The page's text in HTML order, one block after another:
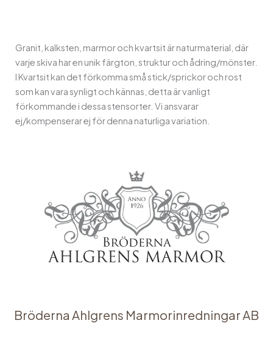
Granit, kalksten, marmor och kvartsit är naturmaterial, där
varje skiva har en unik färgton, struktur och ådring/mönster.
I Kvartsit kan det förkomma små stick/sprickor och rost
som kan vara synligt och kännas, detta är vanligt
förkommande i dessa stensorter. Vi ansvarar
ej/kompenserar ej för denna naturliga variation.
Bröderna Ahlgrens Marmorinredningar AB